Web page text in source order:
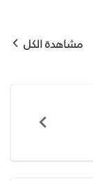
مشاهدة الكل